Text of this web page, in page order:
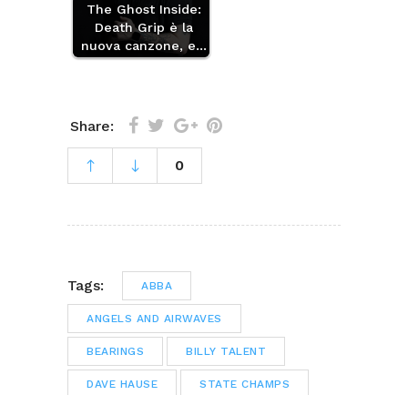
The Ghost Inside:
Death Grip è la
nuova canzone, e…
Share:
0
Tags: ABBA
ANGELS AND AIRWAVES
BEARINGS BILLY TALENT
DAVE HAUSE STATE CHAMPS